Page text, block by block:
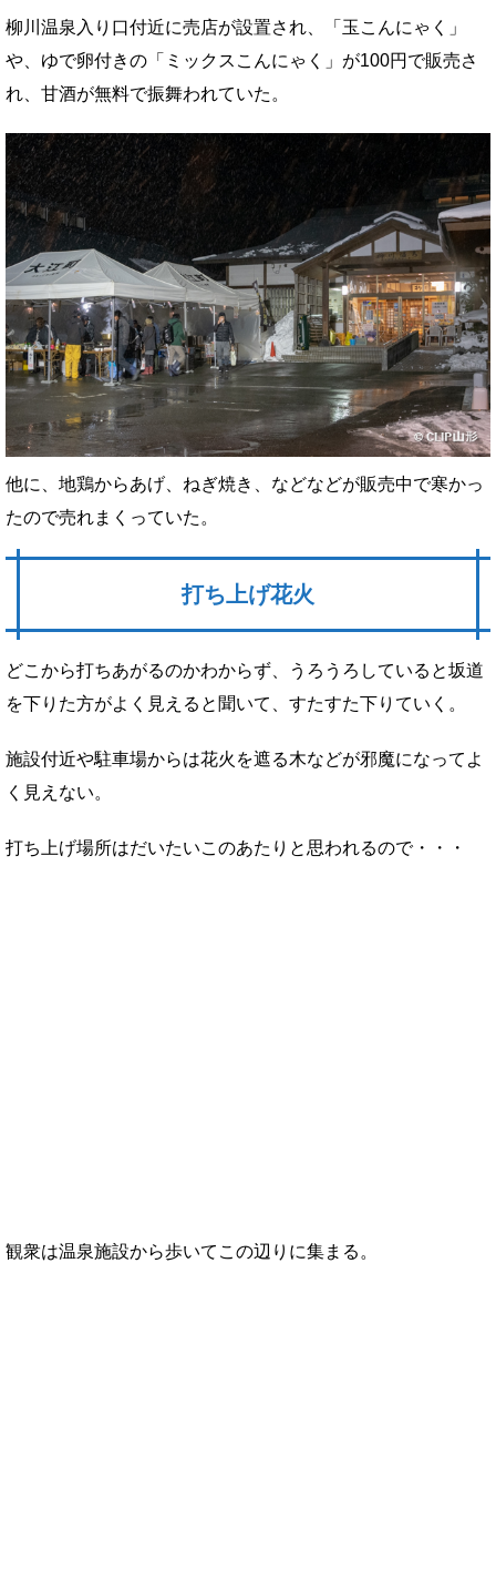
柳川温泉入り口付近に売店が設置され、「玉こんにゃく」
や、ゆで卵付きの「ミックスこんにゃく」が100円で販売さ
れ、甘酒が無料で振舞われていた。
他に、地鶏からあげ、ねぎ焼き、などなどが販売中で寒かっ
たので売れまくっていた。
打ち上げ花火
どこから打ちあがるのかわからず、うろうろしていると坂道
を下りた方がよく見えると聞いて、すたすた下りていく。
施設付近や駐車場からは花火を遮る木などが邪魔になってよ
く見えない。
打ち上げ場所はだいたいこのあたりと思われるので・・・
観衆は温泉施設から歩いてこの辺りに集まる。